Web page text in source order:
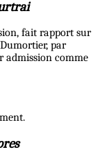
fait rapport sur
par
admission comme